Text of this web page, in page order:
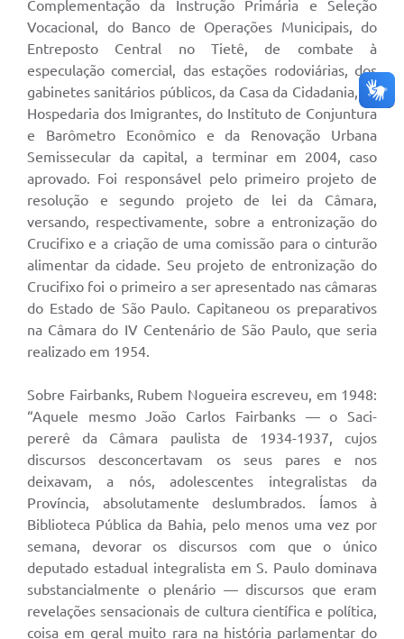
Complementação da Instrução Primária e Seleção
Vocacional, do Banco de Operações Municipais, do
Entreposto Central no Tietê, de combate à
especulação comercial, das estações rodoviárias, dos
gabinetes sanitários públicos, da Casa da Cidadania, da
Hospedaria dos Imigrantes, do Instituto de Conjuntura
e Barômetro Econômico e da Renovação Urbana
Semissecular da capital, a terminar em 2004, caso
aprovado. Foi responsável pelo primeiro projeto de
resolução e segundo projeto de lei da Câmara,
versando, respectivamente, sobre a entronização do
Crucifixo e a criação de uma comissão para o cinturão
alimentar da cidade. Seu projeto de entronização do
Crucifixo foi o primeiro a ser apresentado nas câmaras
do Estado de São Paulo. Capitaneou os preparativos
na Câmara do IV Centenário de São Paulo, que seria
realizado em 1954.
Sobre Fairbanks, Rubem Nogueira escreveu, em 1948:
“Aquele mesmo João Carlos Fairbanks — o Saci-
pererê da Câmara paulista de 1934-1937, cujos
discursos desconcertavam os seus pares e nos
deixavam, a nós, adolescentes integralistas da
Província, absolutamente deslumbrados. Íamos à
Biblioteca Pública da Bahia, pelo menos uma vez por
semana, devorar os discursos com que o único
deputado estadual integralista em S. Paulo dominava
substancialmente o plenário — discursos que eram
revelações sensacionais de cultura científica e política,
coisa em geral muito rara na história parlamentar do